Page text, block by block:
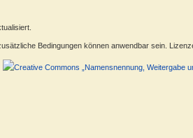
Bedingungen können anwendbar sein.